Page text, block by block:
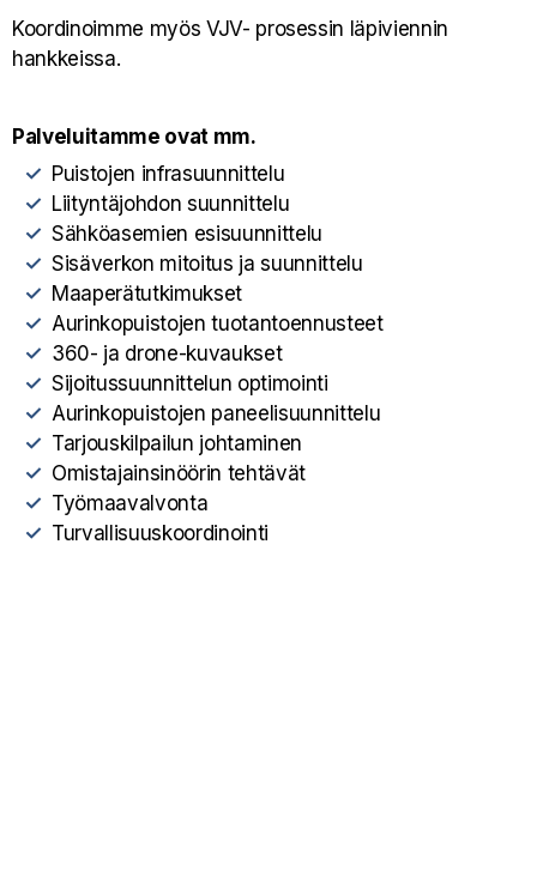
Koordinoimme myös VJV- prosessin läpiviennin
hankkeissa.
Palveluitamme ovat mm.
Puistojen infrasuunnittelu
Liityntäjohdon suunnittelu
Sähköasemien esisuunnittelu
Sisäverkon mitoitus ja suunnittelu
Maaperätutkimukset
Aurinkopuistojen tuotantoennusteet
360- ja drone-kuvaukset
Sijoitussuunnittelun optimointi
Aurinkopuistojen paneelisuunnittelu
Tarjouskilpailun johtaminen
Omistajainsinöörin tehtävät
Työmaavalvonta
Turvallisuuskoordinointi